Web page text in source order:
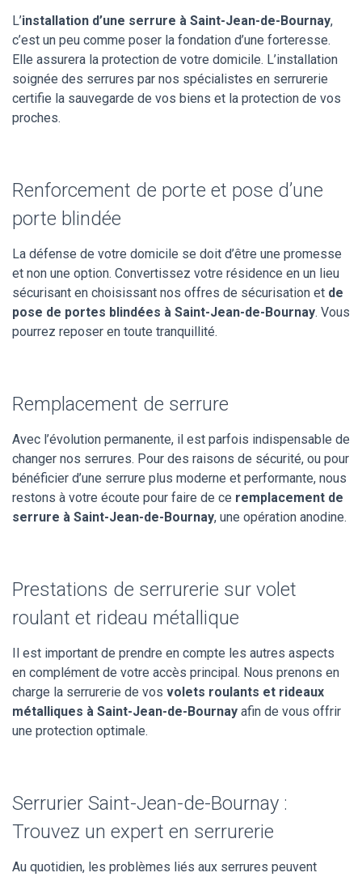
L’installation d’une serrure à Saint-Jean-de-Bournay,
c’est un peu comme poser la fondation d’une forteresse.
Elle assurera la protection de votre domicile. L’installation
soignée des serrures par nos spécialistes en serrurerie
certifie la sauvegarde de vos biens et la protection de vos
proches.
Renforcement de porte et pose d’une
porte blindée
La défense de votre domicile se doit d’être une promesse
et non une option. Convertissez votre résidence en un lieu
sécurisant en choisissant nos offres de sécurisation et de
pose de portes blindées à Saint-Jean-de-Bournay. Vous
pourrez reposer en toute tranquillité.
Remplacement de serrure
Avec l’évolution permanente, il est parfois indispensable de
changer nos serrures. Pour des raisons de sécurité, ou pour
bénéficier d’une serrure plus moderne et performante, nous
restons à votre écoute pour faire de ce remplacement de
serrure à Saint-Jean-de-Bournay, une opération anodine.
Prestations de serrurerie sur volet
roulant et rideau métallique
Il est important de prendre en compte les autres aspects
en complément de votre accès principal. Nous prenons en
charge la serrurerie de vos volets roulants et rideaux
métalliques à Saint-Jean-de-Bournay afin de vous offrir
une protection optimale.
Serrurier Saint-Jean-de-Bournay :
Trouvez un expert en serrurerie
Au quotidien, les problèmes liés aux serrures peuvent